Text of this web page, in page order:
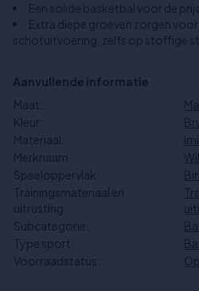
Een solide basketbal voor de
Extra diepe groeven zorgen
schotuitvoering, zelfs op stoffige
Aanvullende informatie
Maat:
Kleur:
Materiaal:
Merknaam:
Speeloppervlak:
Trainingsmateriaal en
uitrusting:
Subcategorie:
Type sport:
Voorraadstatus: